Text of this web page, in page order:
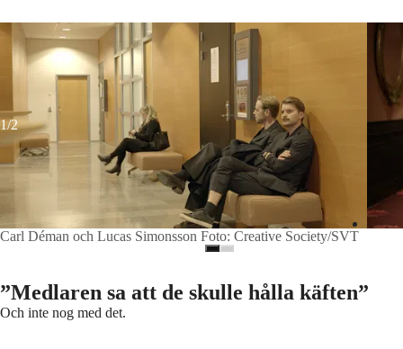
1/2
Carl Déman och Lucas Simonsson Foto: Creative Society/SVT Carl
Carl Déman och Lucas Simonsson Foto: Creative Society/SVT
”Medlaren sa att de skulle hålla käften”
Och inte nog med det.